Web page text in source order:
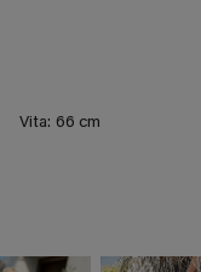
Vita: 66 cm